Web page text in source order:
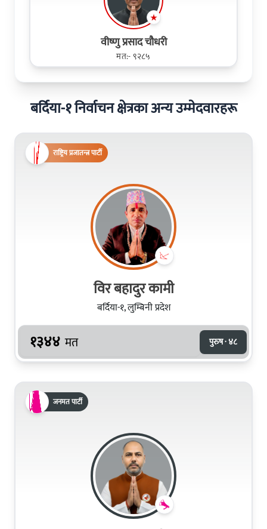
वीष्णु प्रसाद चौधरी
मत:- ९२८५
बर्दिया-१ निर्वाचन क्षेत्रका अन्य उम्मेदवारहरू
राष्ट्रिय प्रजातन्त्र पार्टी
विर बहादुर कामी
बर्दिया-१, लुम्बिनी प्रदेश
१३४४ मत पुरुष · ४८
जनमत पार्टी